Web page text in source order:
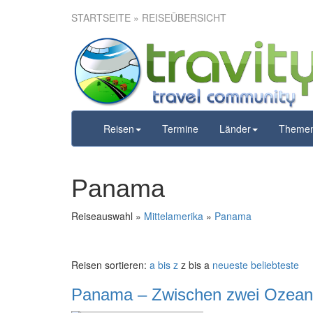
STARTSEITE » REISEÜBERSICHT
Reisen Termine Länder
Panama
Reiseauswahl » Mittelamerika » Panama
Reisen sortieren: a bis z z bis a neueste beliebteste
Panama – Zwischen zwei